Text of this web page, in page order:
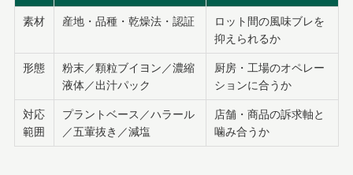
素材 産地・品種・乾燥法・認証
ロット間の風味ブレを
抑えられるか
形態
粉末／顆粒ブイヨン／濃縮
液体／出汁パック
厨房・工場のオペレー
ションに合うか
対応
範囲
プラントベース／ハラール
／五葷抜き／減塩
店舗・商品の訴求軸と
噛み合うか